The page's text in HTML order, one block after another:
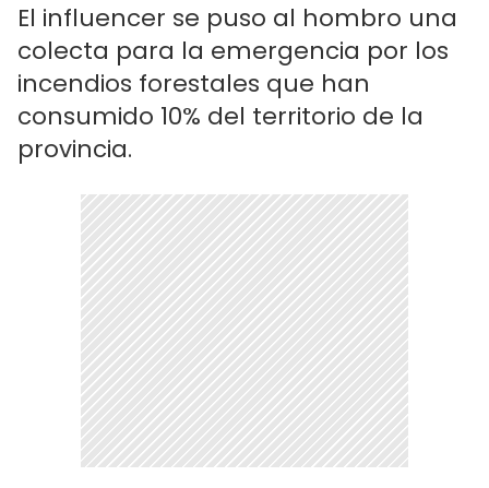
El influencer se puso al hombro una
colecta para la emergencia por los
incendios forestales que han
consumido 10% del territorio de la
provincia.